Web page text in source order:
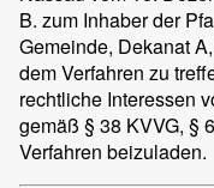
B. zum Inhaber der
Gemeinde, Dekanat
dem Verfahren zu
rechtliche Interessen
gemäß § 38 KVVG, §
Verfahren beizuladen.